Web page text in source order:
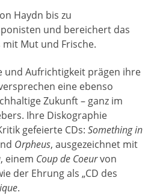
Haydn bis zu
und bereichert das
Mut und Frische.
und Aufrichtigkeit prägen ihre
eine ebenso
Zukunft – ganz im
Ihre Diskographie
gefeierte CDs: Something in
Orpheus, ausgezeichnet mit
, einem Coup de Coeurvon
der Ehrung als „CD des
.